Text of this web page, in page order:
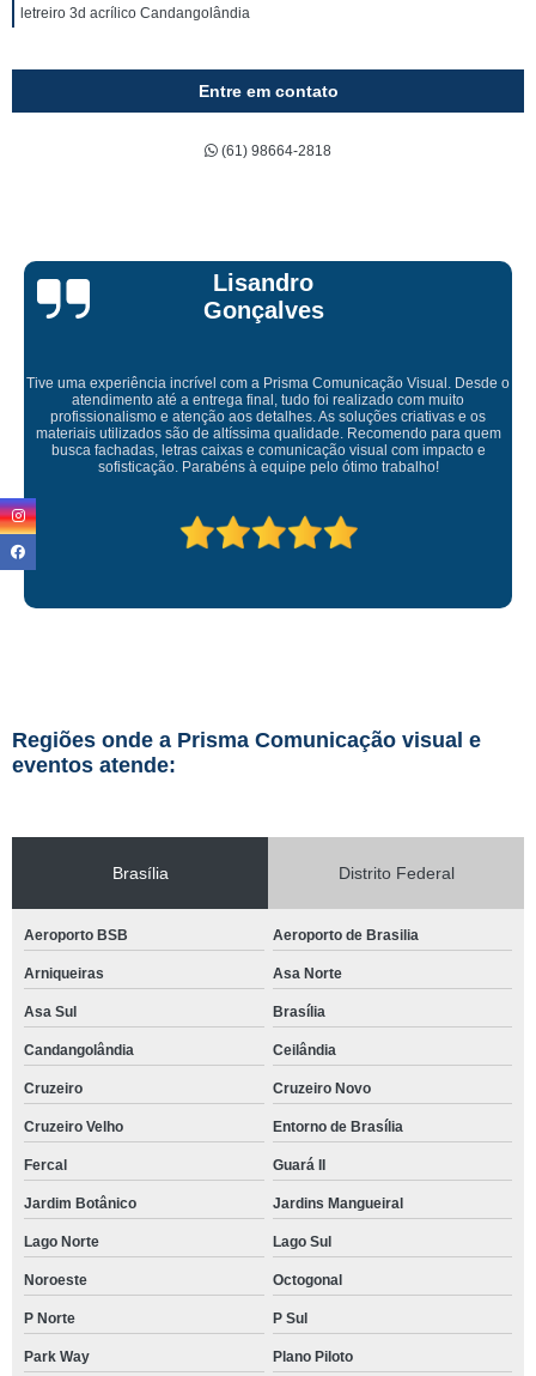
letreiro 3d acrílico Candangolândia
Entre em contato
(61) 98664-2818
Bruna Eduarda
Empresa maravilhosa, entregue antes do prazo e a instalação da lona
ficou perfeita, indico de olhos fechados
Regiões onde a Prisma Comunicação visual e
eventos atende:
Brasília Distrito Federal
Aeroporto BSB Aeroporto de Brasilia
Arniqueiras Asa Norte
Asa Sul Brasília
Candangolândia Ceilândia
Cruzeiro Cruzeiro Novo
Cruzeiro Velho Entorno de Brasília
Fercal Guará II
Jardim Botânico Jardins Mangueiral
Lago Norte Lago Sul
Noroeste Octogonal
P Norte P Sul
Park Way Plano Piloto